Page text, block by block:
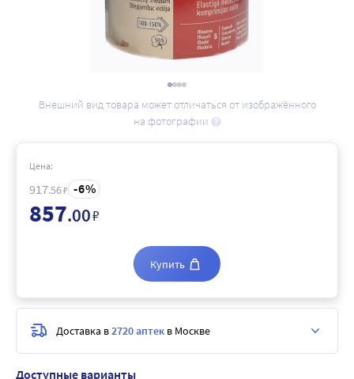
Внешний вид товара может отличаться от изображённого
на фотографии
Доступные варианты
Цена:
917.56₽ 6
857.00₽
Купить
Доставка в2720 аптек в Москве